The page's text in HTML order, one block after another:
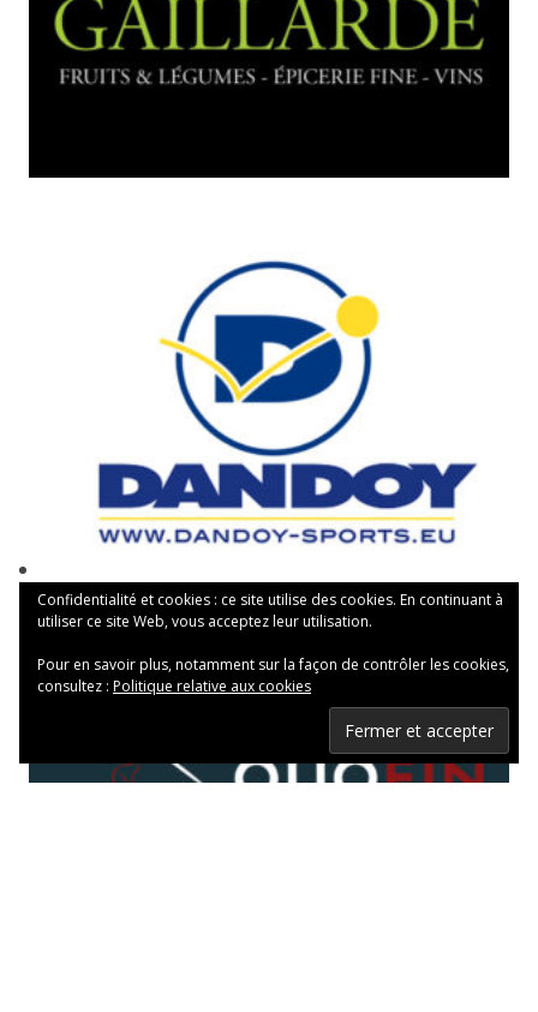
Confidentialité et cookies : ce site utilise des cookies. En continuant à
utiliser ce site Web, vous acceptez leur utilisation.
Pour en savoir plus, notamment sur la façon de contrôler les cookies,
consultez : Politique relative aux cookies